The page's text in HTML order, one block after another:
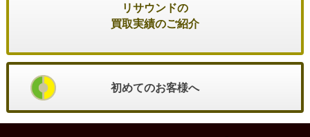
リサウンドの
買取実績のご紹介
初めてのお客様へ